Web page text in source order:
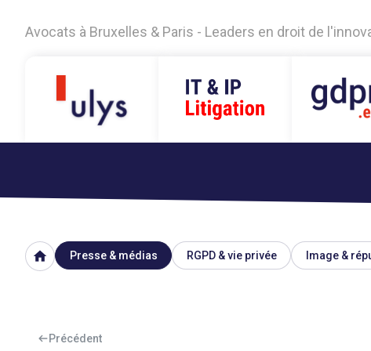
Avocats à Bruxelles & Paris - Leaders en droit de
home Presse & médias RGPD & vie privée Image &
Précédent